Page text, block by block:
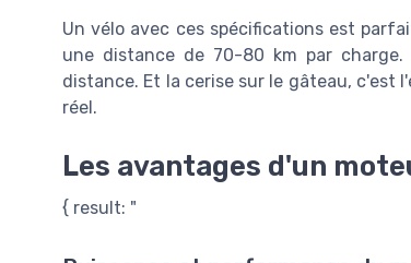
Un vélo avec ces spécifications est
une distance de 70-80 km par
distance. Et la cerise sur le gâteau, c'est
réel.
Les avantages d'un
{ result: "